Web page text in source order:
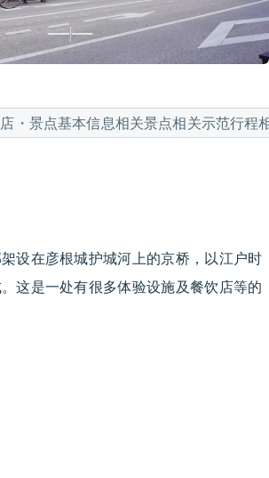
・景点基本信息相关景点相关示范行程
设在彦根城护城河上的京桥，以江户时
这是一处有很多体验设施及餐饮店等的